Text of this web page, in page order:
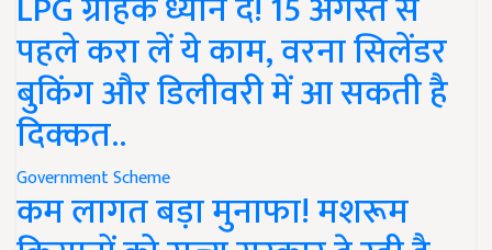
पहले करा लें ये काम, वरना सिलेंडर
बुकिंग और डिलीवरी में आ सकती है
दिक्कत..
Government Scheme
कम लागत बड़ा मुनाफा! मशरूम